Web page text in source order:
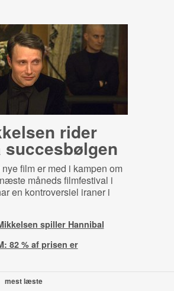
rider
succesbølgen
film er med i kampen om
måneds filmfestival i
en kontroversiel iraner i
spiller Hannibal
82 % af prisen er
mest læste